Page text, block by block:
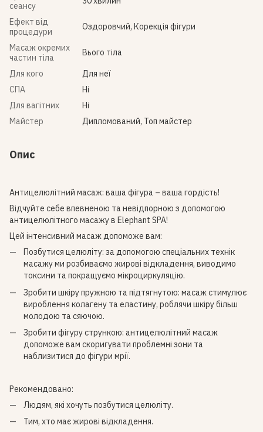
сеансу
Ефект від
процедури
Оздоровчий, Корекція фігури
Масаж окремих
частин тіла
Вього тіла
Для кого
Для неї
СПА
Ні
Для вагітних
Ні
Майстер
Дипломований, Топ майстер
Опис
Антицелюлітний масаж: ваша фігура – ваша гордість!
Відчуйте себе впевненою та невідпорною з допомогою
антицелюлітного масажу в Elephant SPA!
Цей інтенсивний масаж допоможе вам:
Позбутися целюліту: за допомогою спеціальних технік
масажу ми розбиваємо жирові відкладення, виводимо
токсини та покращуємо мікроциркуляцію.
Зробити шкіру пружною та підтягнутою: масаж стимулює
вироблення колагену та еластину, роблячи шкіру більш
молодою та сяючою.
Зробити фігуру стрункою: антицелюлітний масаж
допоможе вам скоригувати проблемні зони та
наблизитися до фігури мрії.
Рекомендовано:
Людям, які хочуть позбутися целюліту.
Тим, хто має жирові відкладення.